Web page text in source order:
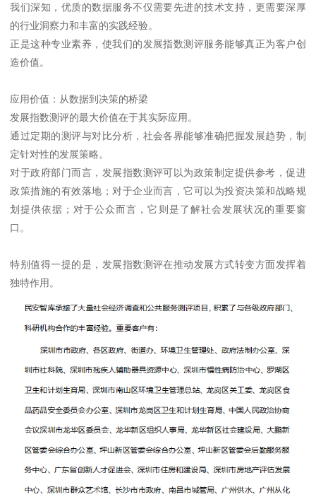
我们深知，优质的数据服务不仅需要先进的技术支持，更需要深厚
的行业洞察力和丰富的实践经验。
正是这种专业素养，使我们的发展指数测评服务能够真正为客户创
造价值。
应用价值：从数据到决策的桥梁
发展指数测评的最大价值在于其实际应用。
通过定期的测评与对比分析，社会各界能够准确把握发展趋势，制
定针对性的发展策略。
对于政府部门而言，发展指数测评可以为政策制定提供参考，促进
政策措施的有效落地；对于企业而言，它可以为投资决策和战略规
划提供依据；对于公众而言，它则是了解社会发展状况的重要窗
口。
特别值得一提的是，发展指数测评在推动发展方式转变方面发挥着
独特作用。